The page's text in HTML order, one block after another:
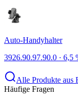
Auto-Handyhalter
3926.90.97.90.0 · 6,5
Alle Produkte aus
Häufige Fragen